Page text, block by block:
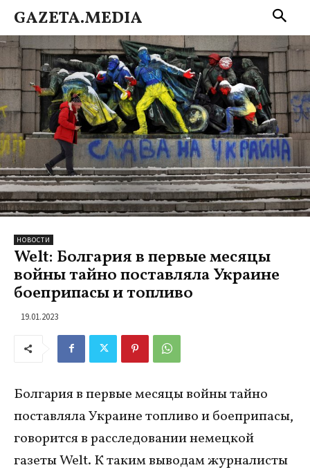
GAZETA.MEDIA
НОВОСТИ
Welt: Болгария в первые месяцы
войны тайно поставляла Украине
боеприпасы и топливо
19.01.2023
Болгария в первые месяцы войны тайно
поставляла Украине топливо и боеприпасы,
говорится в расследовании немецкой
газеты Welt. К таким выводам журналисты